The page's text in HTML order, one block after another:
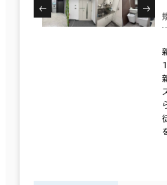
この条件で
20年